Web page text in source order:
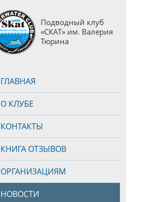
Подводный клуб
«СКАТ» им. Валерия
Тюрина
ГЛАВНАЯ
О КЛУБЕ
КОНТАКТЫ
КНИГА ОТЗЫВОВ
ОРГАНИЗАЦИЯМ
НОВОСТИ